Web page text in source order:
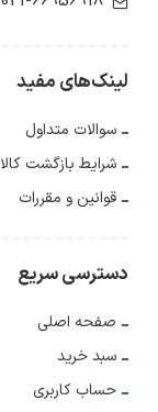
لینک‌های مفید
سوالات متداول
شرایط بازگشت کالا
قوانین و مقررات
دسترسی سریع
صفحه اصلی
سبد خرید
حساب کاربری